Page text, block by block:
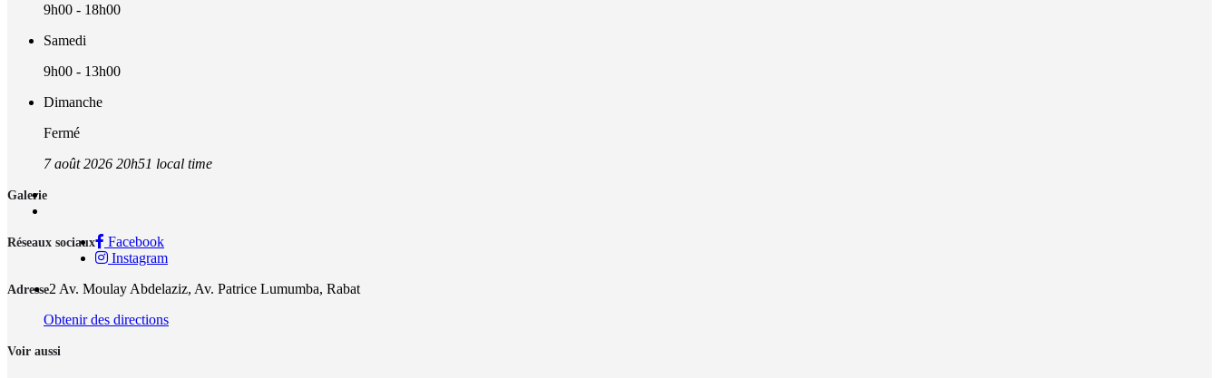
9h00 - 18h00
Samedi
9h00 - 13h00
Dimanche
Fermé
7 août 2026 20h51 local time
Galerie
Réseaux sociaux
Facebook
Instagram
Adresse2 Av. Moulay Abdelaziz, Av. Patrice Lumumba, Rabat
Obtenir des directions
Voir aussi